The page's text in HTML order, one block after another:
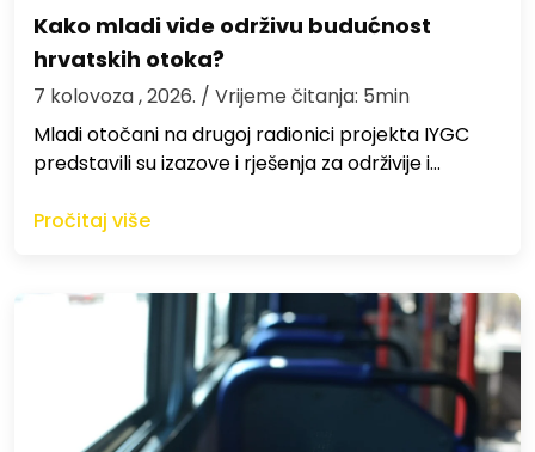
Kako mladi vide održivu budućnost
hrvatskih otoka?
7 kolovoza , 2026. / Vrijeme čitanja: 5min
Mladi otočani na drugoj radionici projekta IYGC
predstavili su izazove i rješenja za održivije i…
Pročitaj više